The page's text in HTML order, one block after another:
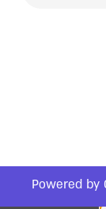
Powered by